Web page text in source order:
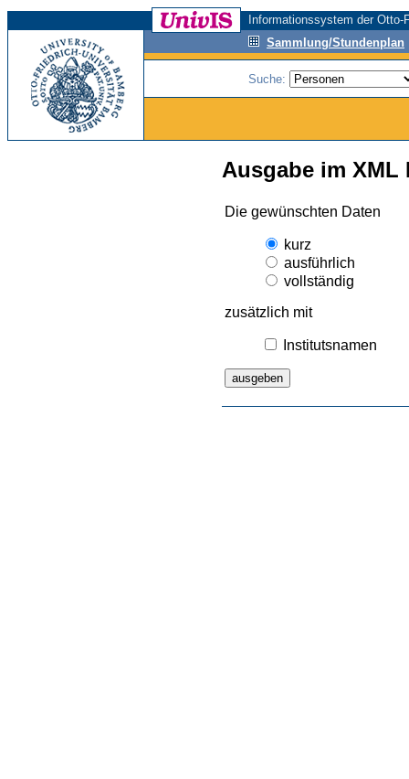
Informationssystem der
Sammlung/Stundenplan
Suche:
Ausgabe im XML
Die gewünschten Daten
kurz
ausführlich
vollständig
zusätzlich mit
Institutsnamen